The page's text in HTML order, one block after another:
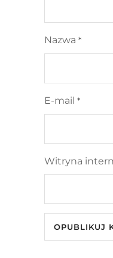
Nazwa *
E-mail *
Witryna